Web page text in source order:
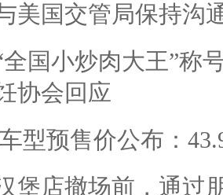
美国交管局保持沟
全国小炒肉大王”称
协会回应
型预售价公布：
堡店撤场前，通过